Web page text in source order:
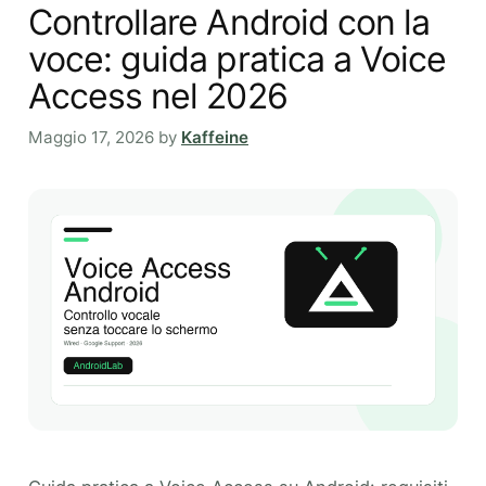
Controllare Android con la
voce: guida pratica a Voice
Access nel 2026
Maggio 17, 2026 by Kaffeine